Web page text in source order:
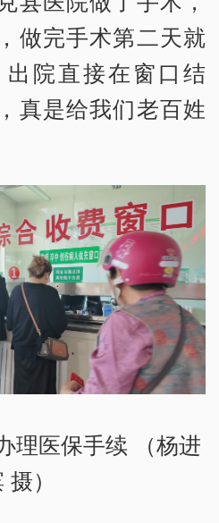
做完手术第二天就
院直接在窗口结
真是给我们老百姓
理医保手续 （杨进
）